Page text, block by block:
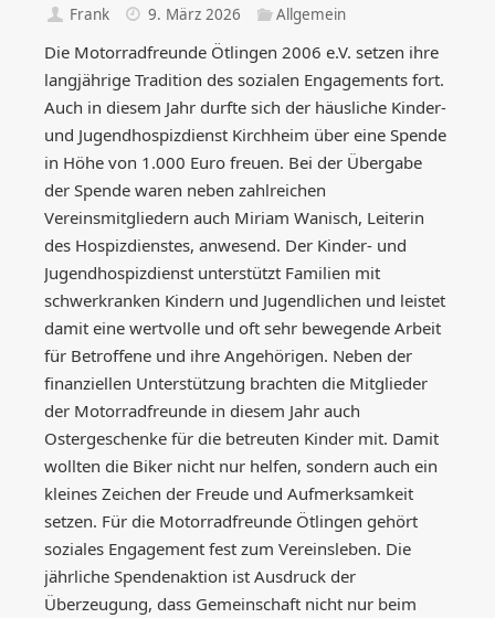
Frank 9. März 2026 Allgemein
Die Motorradfreunde Ötlingen 2006 e.V. setzen ihre
langjährige Tradition des sozialen Engagements fort.
Auch in diesem Jahr durfte sich der häusliche Kinder-
und Jugendhospizdienst Kirchheim über eine Spende
in Höhe von 1.000 Euro freuen. Bei der Übergabe
der Spende waren neben zahlreichen
Vereinsmitgliedern auch Miriam Wanisch, Leiterin
des Hospizdienstes, anwesend. Der Kinder- und
Jugendhospizdienst unterstützt Familien mit
schwerkranken Kindern und Jugendlichen und leistet
damit eine wertvolle und oft sehr bewegende Arbeit
für Betroffene und ihre Angehörigen. Neben der
finanziellen Unterstützung brachten die Mitglieder
der Motorradfreunde in diesem Jahr auch
Ostergeschenke für die betreuten Kinder mit. Damit
wollten die Biker nicht nur helfen, sondern auch ein
kleines Zeichen der Freude und Aufmerksamkeit
setzen. Für die Motorradfreunde Ötlingen gehört
soziales Engagement fest zum Vereinsleben. Die
jährliche Spendenaktion ist Ausdruck der
Überzeugung, dass Gemeinschaft nicht nur beim